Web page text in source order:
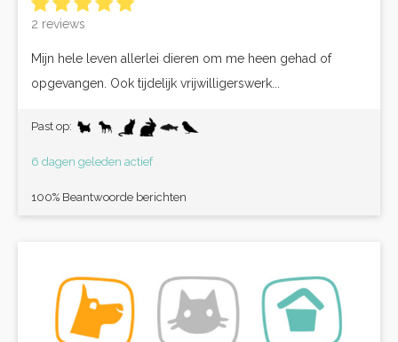
2 reviews
Mijn hele leven allerlei dieren om me heen gehad of
opgevangen. Ook tijdelijk vrijwilligerswerk...
Past op:
6 dagen geleden actief
100% Beantwoorde berichten